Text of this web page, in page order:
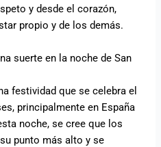
y desde el corazón,
propio y de los demás.
suerte en la noche de San
festividad que se celebra el
principalmente en España
noche, se cree que los
punto más alto y se